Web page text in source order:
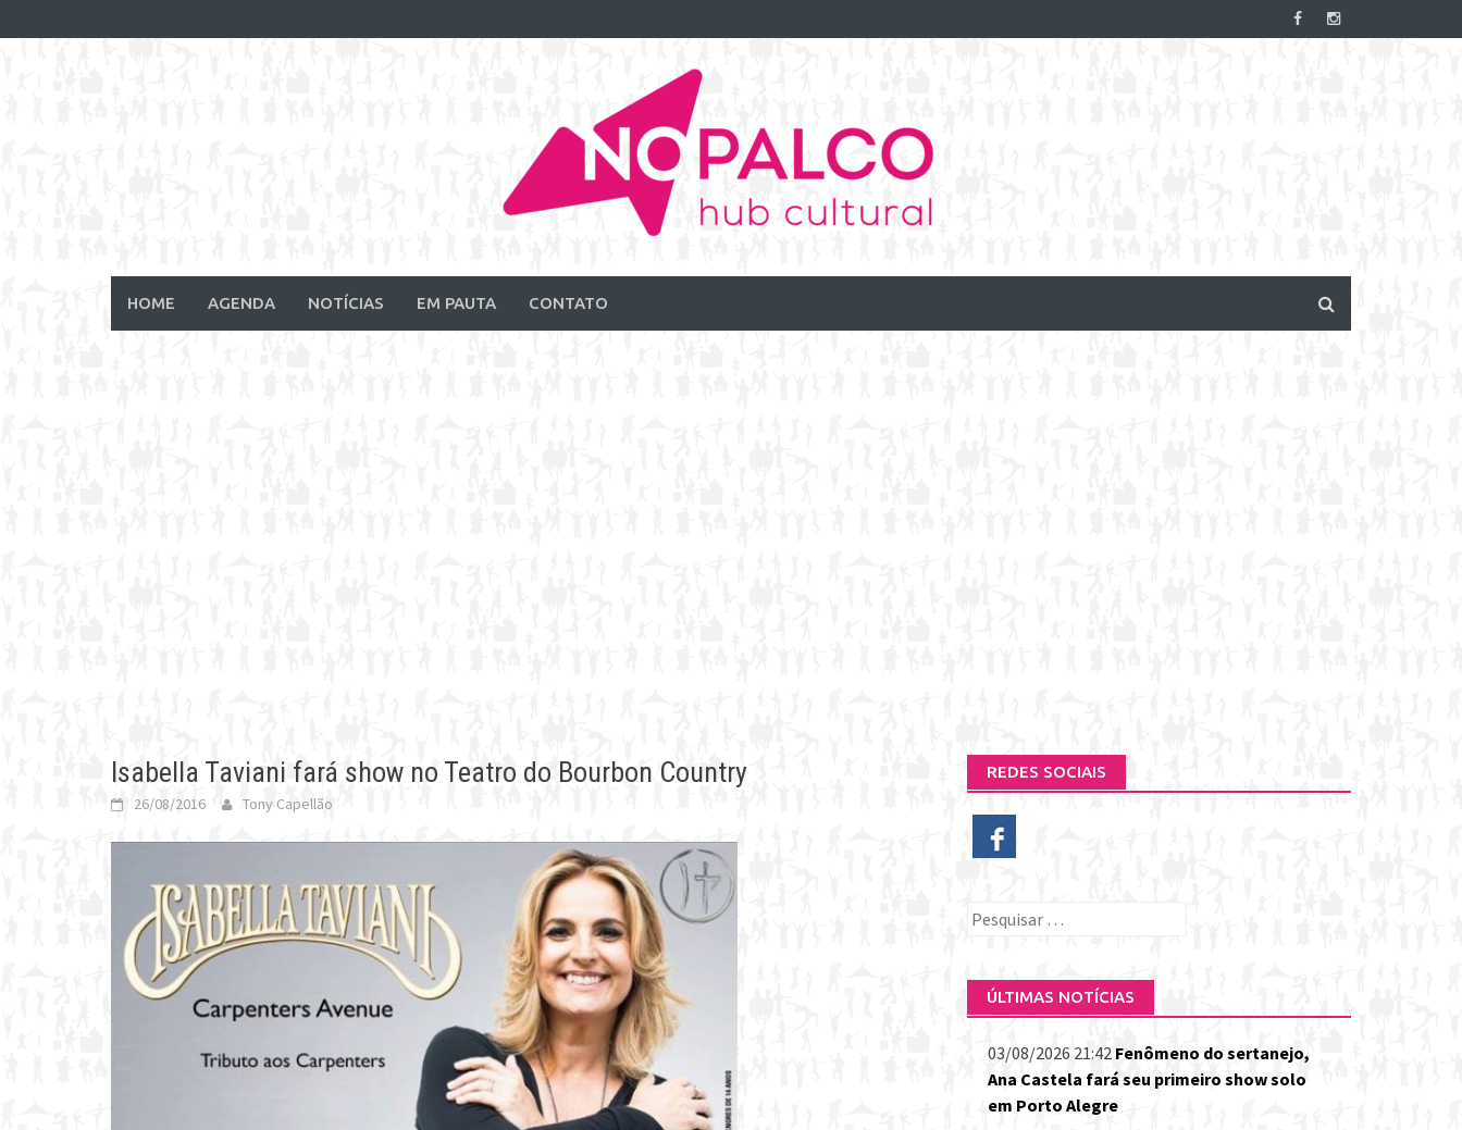
to
HOME AGENDA NOTÍCIAS EM PAUTA CONTATO
Isabella Taviani fará show no Teatro do Bourbon Country
26/08/2016 Tony Capellão
REDES SOCIAIS
Pesquisar
ÚLTIMAS NOTÍCIAS
03/08/2026 21:42 Fenômeno do sertanejo,
Ana Castela fará seu primeiro show solo
em Porto Alegre